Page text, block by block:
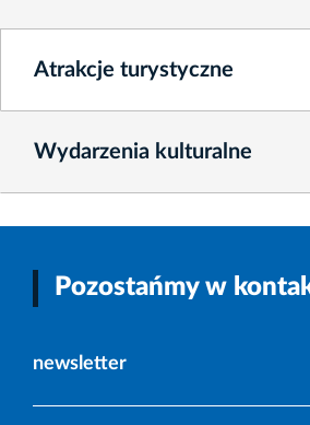
Atrakcje turystyczne
Wydarzenia kulturalne
Pozostańmy w
newsletter